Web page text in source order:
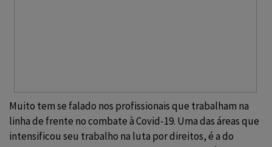
Muito tem se falado nos profissionais que trabalham na
linha de frente no combate à Covid-19. Uma das áreas que
intensificou seu trabalho na luta por direitos, é a do